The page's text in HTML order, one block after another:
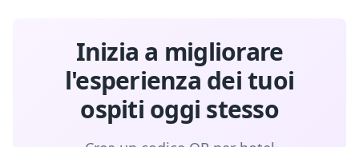
Inizia a migliorare
l'esperienza dei tuoi
ospiti oggi stesso